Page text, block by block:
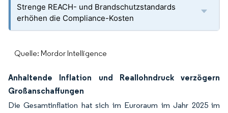
Strenge REACH- und Brandschutzstandards
erhöhen die Compliance-Kosten
Quelle: Mordor Intelligence
Anhaltende Inflation und Reallohndruck verzögern
Großanschaffungen
Die Gesamtinflation hat sich im Euroraum im Jahr 2025 im